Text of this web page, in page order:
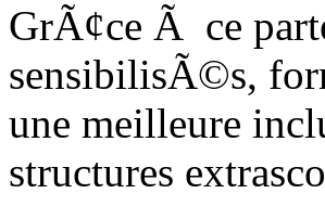
GrÃ¢ce Ã ce
sensibilisÃ©s,
une meilleure
structures